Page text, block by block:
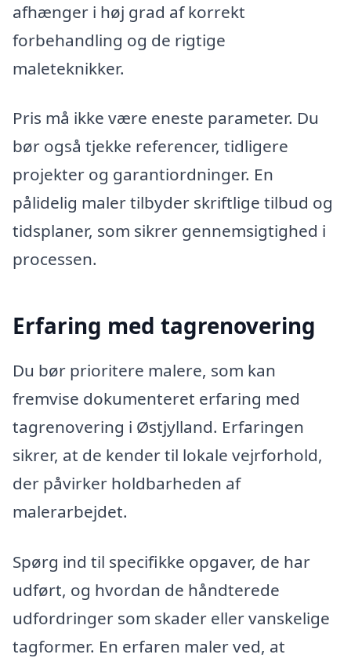
afhænger i høj grad af korrekt
forbehandling og de rigtige
maleteknikker.
Pris må ikke være eneste parameter. Du
bør også tjekke referencer, tidligere
projekter og garantiordninger. En
pålidelig maler tilbyder skriftlige tilbud og
tidsplaner, som sikrer gennemsigtighed i
processen.
Erfaring med tagrenovering
Du bør prioritere malere, som kan
fremvise dokumenteret erfaring med
tagrenovering i Østjylland. Erfaringen
sikrer, at de kender til lokale vejrforhold,
der påvirker holdbarheden af
malerarbejdet.
Spørg ind til specifikke opgaver, de har
udført, og hvordan de håndterede
udfordringer som skader eller vanskelige
tagformer. En erfaren maler ved, at